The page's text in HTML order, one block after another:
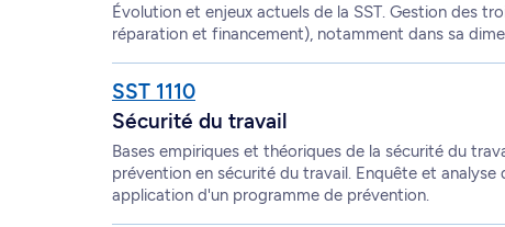
Évolution et enjeux actuels de la SST. Gestion des
réparation et financement), notamment dans sa
SST 1110
Sécurité du travail
Bases empiriques et théoriques de la sécurité du
prévention en sécurité du travail. Enquête et
application d'un programme de prévention.